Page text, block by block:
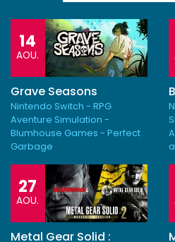
14
AOU.
Grave Seasons
Nintendo Switch - RPG
Aventure Simulation -
Blumhouse Games - Perfect
Garbage
27
AOU.
Metal Gear Solid :